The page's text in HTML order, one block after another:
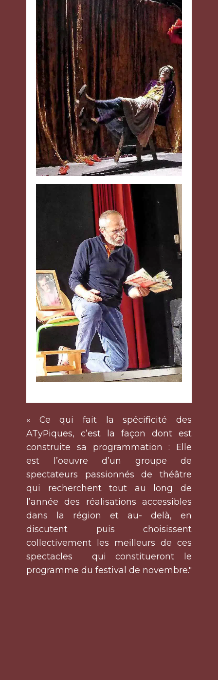
« Ce qui fait la spécificité des
ATyPiques, c’est la façon dont est
construite sa programmation : Elle
est l’oeuvre d’un groupe de
spectateurs passionnés de théâtre
qui recherchent tout au long de
l’année des réalisations accessibles
dans la région et au- delà, en
discutent puis choisissent
collectivement les meilleurs de ces
spectacles qui constitueront le
programme du festival de novembre."